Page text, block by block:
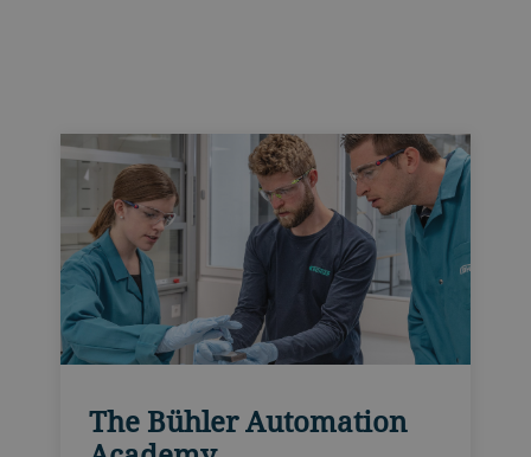
The Bühler Automation